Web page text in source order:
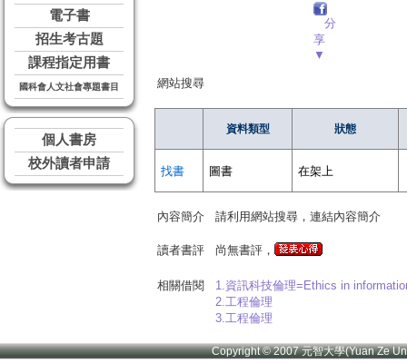
電子書
招生考古題
課程指定用書
國科會人文社會專題書目
個人書房
校外讀者申請
分
享
▼
網站搜尋
資料類型 狀態
找書 圖書 在架上
內容簡介 請利用網站搜尋，連結內容簡介
讀者書評 尚無書評，
相關借閱
1.資訊科技倫理=Ethics in
2.工程倫理
3.工程倫理
Copyright © 2007 元智大學(Yuan Ze